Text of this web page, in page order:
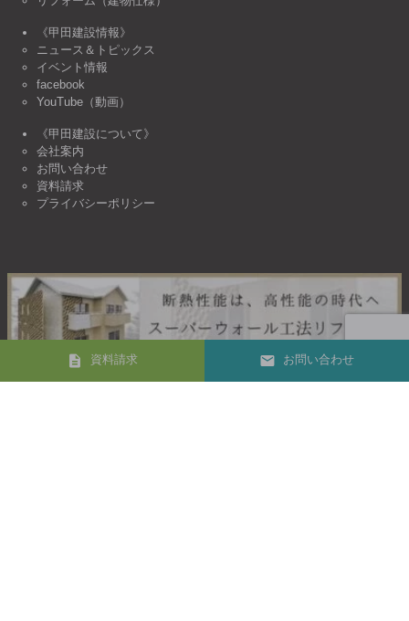
《甲田建設情報》
ニュース＆トピックス
イベント情報
facebook
YouTube（動画）
《甲田建設について》
会社案内
お問い合わせ
資料請求
プライバシーポリシー
資料請求 お問い合わせ